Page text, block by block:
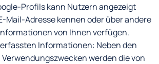
Profils kann Nutzern angezeigt
Mail-Adresse kennen oder über andere
von Ihnen verfügen.
Informationen: Neben den
werden die von